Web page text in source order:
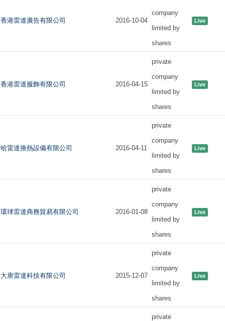
香港雷達廣告有限公司 2016-10-04
company
limited by
shares
Live
香港雷達服飾有限公司 2016-04-15
private
company
limited by
shares
Live
哈雷達換熱設備有限公司 2016-04-11
private
company
limited by
shares
Live
環球雷達商務貿易有限公司 2016-01-08
private
company
limited by
shares
Live
大唐雷達科技有限公司 2015-12-07
private
company
limited by
shares
Live
private